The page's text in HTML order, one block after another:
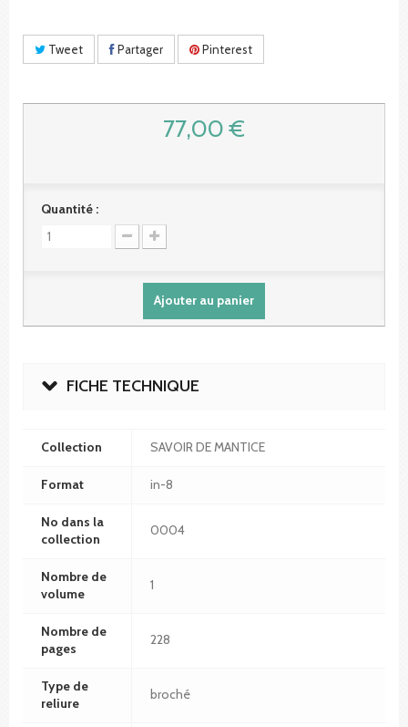
Tweet Partager Pinterest
77,00 €
Quantité :
Ajouter au panier
FICHE TECHNIQUE
Collection SAVOIR DE MANTICE
Format in-8
No dans la
collection
0004
Nombre de
volume
1
Nombre de
pages
228
Type de
reliure
broché